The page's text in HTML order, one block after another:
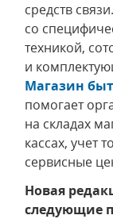
средств
со
техникой,
и
Магазин
помогает
на складах
кассах, учет
сервисные
Новая
следующие